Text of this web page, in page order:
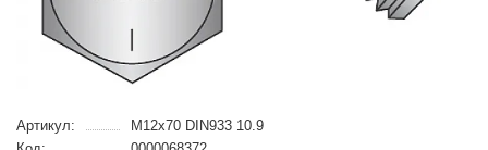
Артикул:
M12x70 DIN933 10.9